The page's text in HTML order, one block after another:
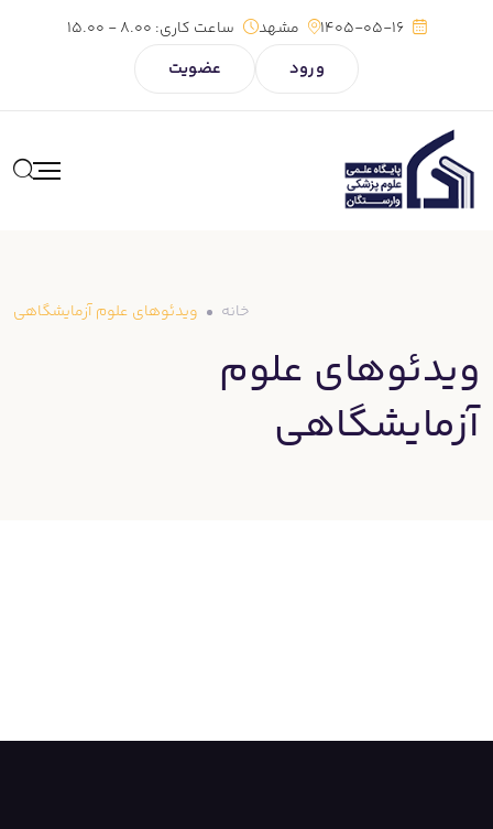
1405-05-16 مشهد ساعت کاری:
ورود عضویت
ویدئوهای علوم آزمایشگاهی خانه
ویدئوهای علوم
آزمایشگاهی